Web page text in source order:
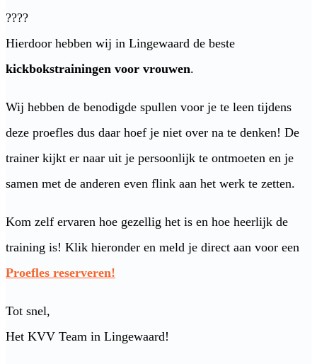
????
Hierdoor hebben wij in Lingewaard de beste
kickbokstrainingen voor vrouwen.
Wij hebben de benodigde spullen voor je te leen tijdens
deze proefles dus daar hoef je niet over na te denken! De
trainer kijkt er naar uit je persoonlijk te ontmoeten en je
samen met de anderen even flink aan het werk te zetten.
Kom zelf ervaren hoe gezellig het is en hoe heerlijk de
training is! Klik hieronder en meld je direct aan voor een
Proefles reserveren!
Tot snel,
Het KVV Team in Lingewaard!